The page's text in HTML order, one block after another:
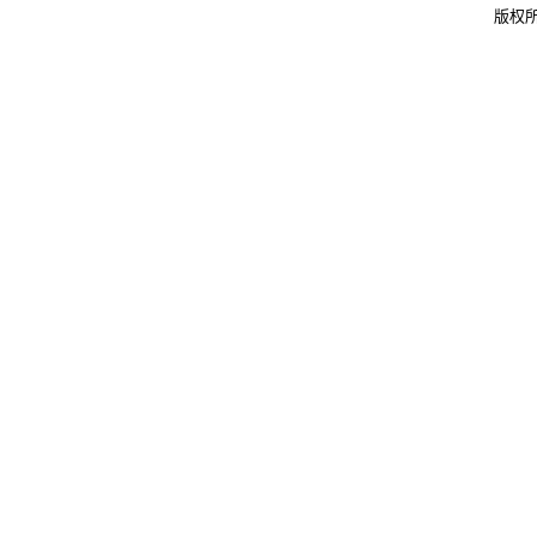
版权